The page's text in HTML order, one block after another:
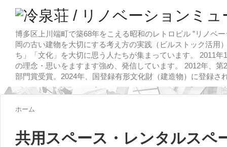
博多区上川端町で築68年をこえる昭和のレトロビル ”リノベ
岡の古い建物を大切にする考え方の実践（ビルストック活用
ち」「文化」を大切に思う人たちが集まっています。 2011
の理念・思いをますます強め、発信しています。 2012年、
部門賞受賞。2024年、国登録有形文化財（建造物）に登録さ
ホーム
共用スペース・レンタルスペ